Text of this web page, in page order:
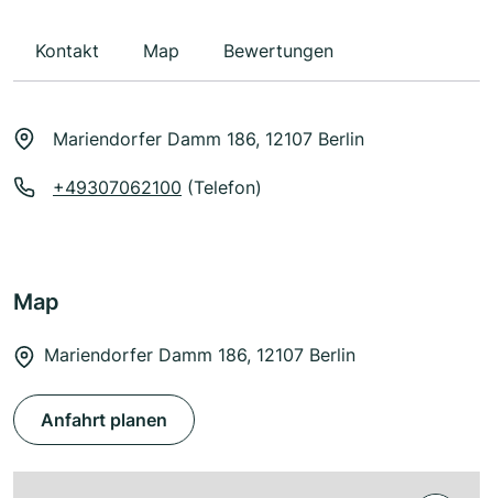
Kontakt Map Bewertungen
Mariendorfer Damm 186, 12107 Berlin
+49307062100 (Telefon)
Map
Mariendorfer Damm 186, 12107 Berlin
Anfahrt planen